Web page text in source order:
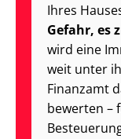
Ihres
Gefahr, es
wird eine
weit unter
Finanzamt
bewerten –